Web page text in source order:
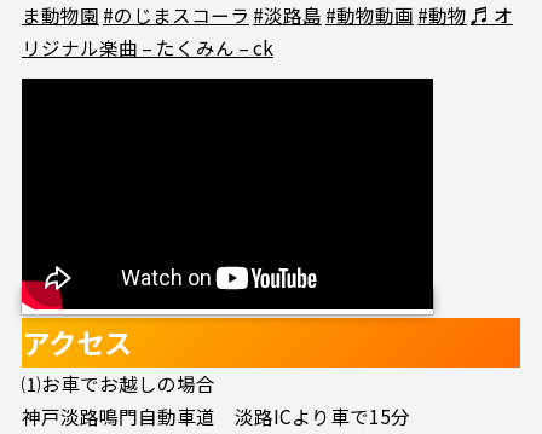
ま動物園 #のじまスコーラ #淡路島 #動物動画 #動物 ♬ オ
リジナル楽曲 – たくみん – ck
アクセス
⑴お車でお越しの場合
神戸淡路鳴門自動車道 淡路ICより車で15分